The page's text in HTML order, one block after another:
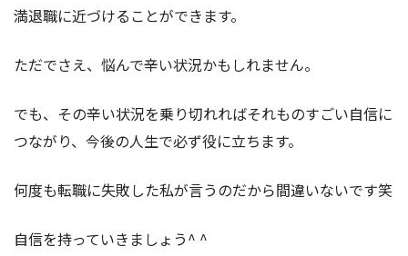
満退職に近づけることができます。
ただでさえ、悩んで辛い状況かもしれません。
でも、その辛い状況を乗り切れればそれものすごい自信に
つながり、今後の人生で必ず役に立ちます。
何度も転職に失敗した私が言うのだから間違いないです笑
自信を持っていきましょう^ ^